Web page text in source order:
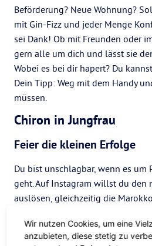
Beförderung? Neue Wohnung?
mit Gin-Fizz und jeder Menge
sei Dank! Ob mit Freunden oder
gern alle um dich und lässt sie
Wobei es bei dir hapert? Du
Dein Tipp: Weg mit dem Handy
müssen.
Chiron in Jungfrau
Feier die kleinen Erfolge
Du bist unschlagbar, wenn es um
geht. Auf Instagram willst du den
auslösen, gleichzeitig die
überforderst du dich aber oft
Kräutertee und mehr Ohm: Der
Wir nutzen Cookies, um eine
anzubieten, diese stetig zu